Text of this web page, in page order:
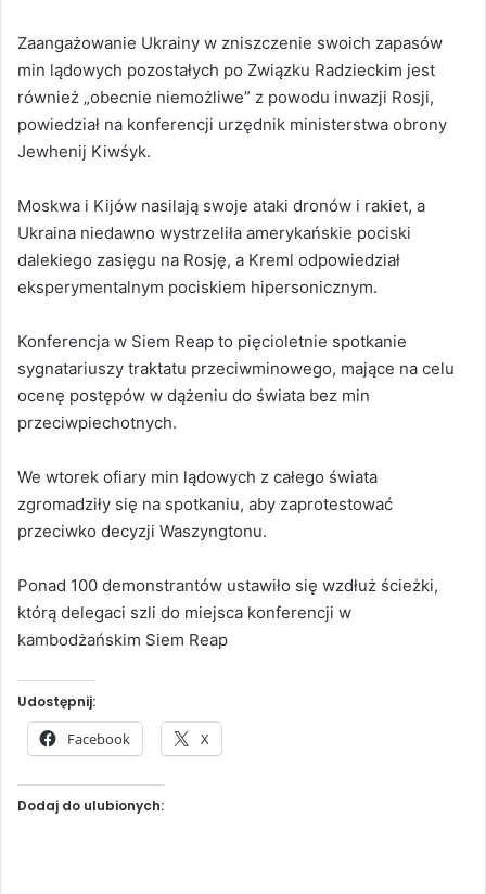
Zaangażowanie Ukrainy w zniszczenie swoich zapasów
min lądowych pozostałych po Związku Radzieckim jest
również „obecnie niemożliwe” z powodu inwazji Rosji,
powiedział na konferencji urzędnik ministerstwa obrony
Jewhenij Kiwśyk.
Moskwa i Kijów nasilają swoje ataki dronów i rakiet, a
Ukraina niedawno wystrzeliła amerykańskie pociski
dalekiego zasięgu na Rosję, a Kreml odpowiedział
eksperymentalnym pociskiem hipersonicznym.
Konferencja w Siem Reap to pięcioletnie spotkanie
sygnatariuszy traktatu przeciwminowego, mające na celu
ocenę postępów w dążeniu do świata bez min
przeciwpiechotnych.
We wtorek ofiary min lądowych z całego świata
zgromadziły się na spotkaniu, aby zaprotestować
przeciwko decyzji Waszyngtonu.
Ponad 100 demonstrantów ustawiło się wzdłuż ścieżki,
którą delegaci szli do miejsca konferencji w
kambodżańskim Siem Reap
Udostępnij:
Facebook X
Dodaj do ulubionych: